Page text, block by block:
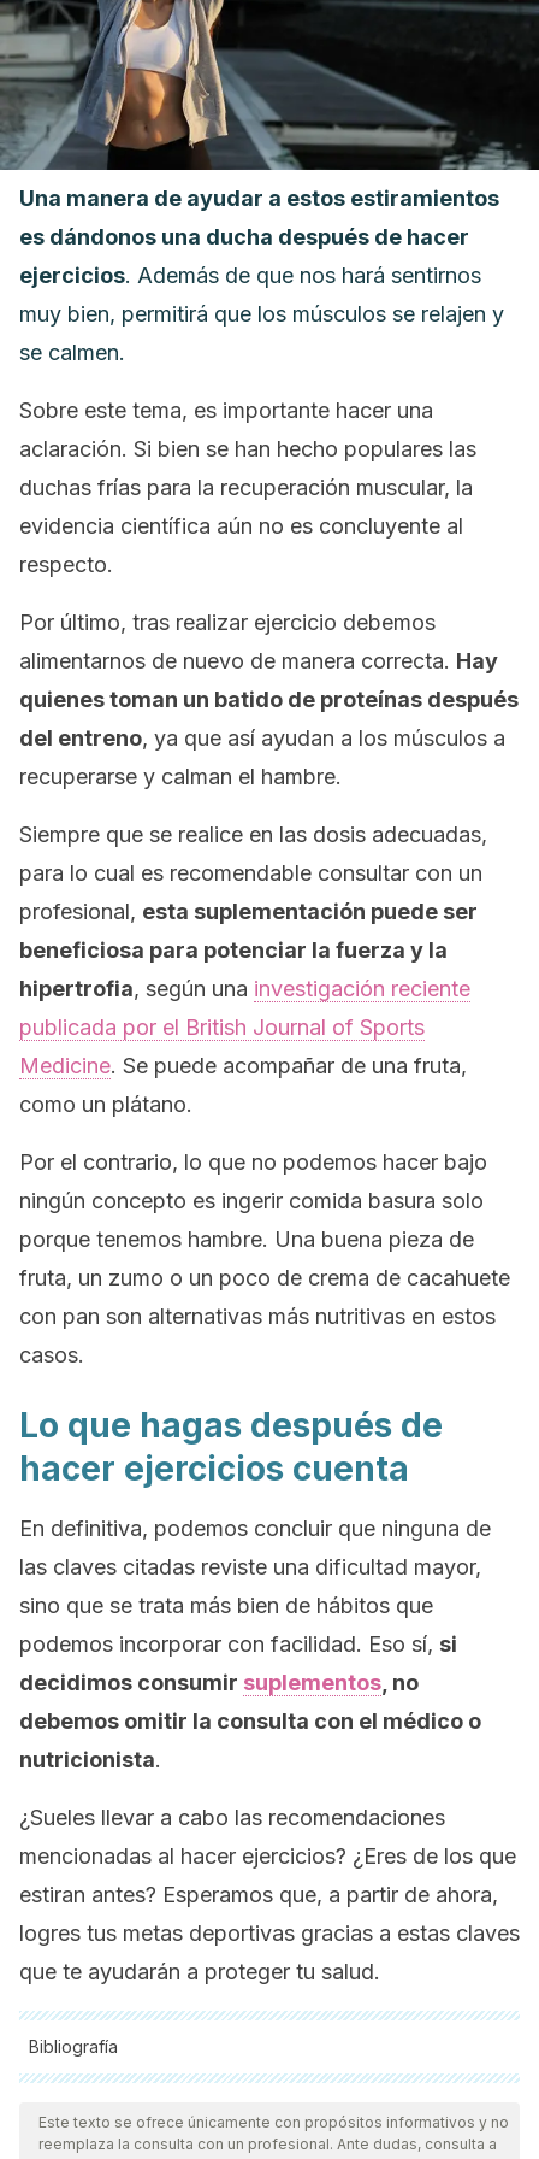
Una manera de ayudar a estos estiramientos
es dándonos una ducha después de hacer
ejercicios. Además de que nos hará sentirnos
muy bien, permitirá que los músculos se relajen y
se calmen.
Sobre este tema, es importante hacer una
aclaración. Si bien se han hecho populares las
duchas frías para la recuperación muscular, la
evidencia científica aún no es concluyente al
respecto.
Por último, tras realizar ejercicio debemos
alimentarnos de nuevo de manera correcta. Hay
quienes toman un batido de proteínas después
del entreno, ya que así ayudan a los músculos a
recuperarse y calman el hambre.
Siempre que se realice en las dosis adecuadas,
para lo cual es recomendable consultar con un
profesional, esta suplementación puede ser
beneficiosa para potenciar la fuerza y la
hipertrofia, según una investigación reciente
publicada por el British Journal of Sports
Medicine. Se puede acompañar de una fruta,
como un plátano.
Por el contrario, lo que no podemos hacer bajo
ningún concepto es ingerir comida basura solo
porque tenemos hambre. Una buena pieza de
fruta, un zumo o un poco de crema de cacahuete
con pan son alternativas más nutritivas en estos
casos.
Lo que hagas después de
hacer ejercicios cuenta
En definitiva, podemos concluir que ninguna de
las claves citadas reviste una dificultad mayor,
sino que se trata más bien de hábitos que
podemos incorporar con facilidad. Eso sí, si
decidimos consumir suplementos , no
debemos omitir la consulta con el médico o
nutricionista.
¿Sueles llevar a cabo las recomendaciones
mencionadas al hacer ejercicios? ¿Eres de los que
estiran antes? Esperamos que, a partir de ahora,
logres tus metas deportivas gracias a estas claves
que te ayudarán a proteger tu salud.
Bibliografía
Todas las fuentes citadas fueron revisadas a profundidad por
nuestro equipo, para asegurar su calidad, confiabilidad,
vigencia y validez.La bibliografía de este artículo fue
Este texto se ofrece únicamente con propósitos informativos y no
reemplaza la consulta con un profesional. Ante dudas, consulta a